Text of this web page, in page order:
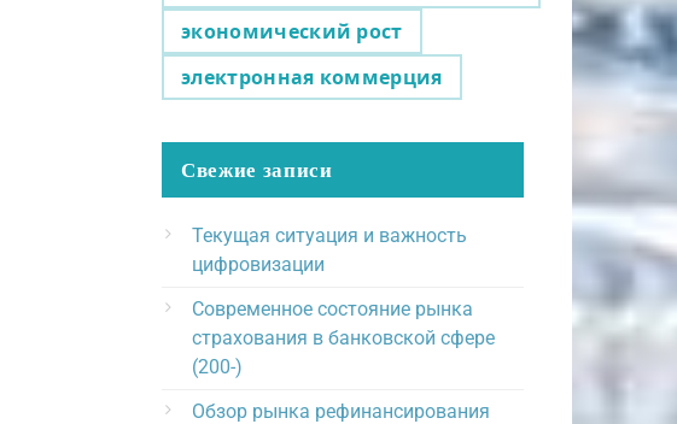
экономический рост
электронная коммерция
Свежие записи
Текущая ситуация и важность
цифровизации
Современное состояние рынка
страхования в банковской сфере
(200-)
Обзор рынка рефинансирования